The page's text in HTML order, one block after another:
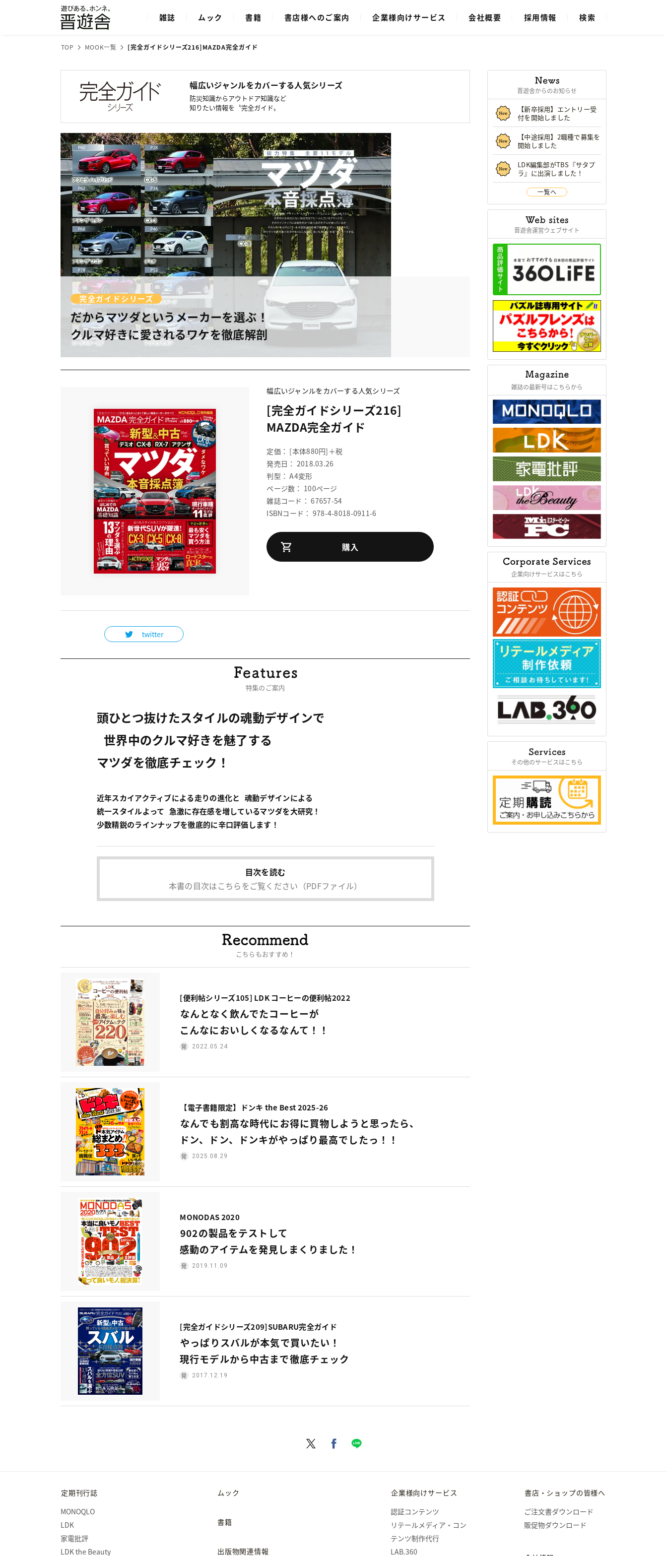
雑誌 ムック 書籍 書店様へのご案内 企業様向けサービス 会社概要 採用情報 検索
TOP MOOK一覧 [完全ガイドシリーズ216]MAZDA完全ガイド
幅広いジャンルをカバーする人気シリーズ
防災知識からアウトドア知識など
知りたい情報を〝完全ガイド〟
完全ガイドシリーズ
だからマツダというメーカーを選ぶ！
クルマ好きに愛されるワケを徹底解剖
幅広いジャンルをカバーする人気シリーズ
[完全ガイドシリーズ216]
MAZDA完全ガイド
定価： [本体880円]＋税
発売日： 2018.03.26
判型： A4変形
ページ数： 100ページ
雑誌コード： 67657-54
ISBNコード： 978-4-8018-0911-6
購入
twitter
特集のご案内
頭ひとつ抜けたスタイルの魂動デザインで
世界中のクルマ好きを魅了する
マツダを徹底チェック！
近年スカイアクティブによる走りの進化と 魂動デザインによる
統一スタイルよって 急激に存在感を増しているマツダを大研究！
少数精鋭のラインナップを徹底的に辛口評価します！
目次を読む
本書の目次はこちらをご覧ください （PDFファイル）
こちらもおすすめ！
[便利帖シリーズ105] LDK コーヒーの便利帖2022
なんとなく飲んでたコーヒーが
こんなにおいしくなるなんて！！
2022.05.24
【電子書籍限定】ドンキ the Best 2025-26
なんでも割高な時代にお得に買物しようと思ったら、
ドン、ドン、ドンキがやっぱり最高でしたっ！！
2025.08.29
MONODAS 2020
902の製品をテストして
感動のアイテムを発見しまくりました！
2019.11.09
[完全ガイドシリーズ209]SUBARU完全ガイド
やっぱりスバルが本気で買いたい！
現行モデルから中古まで徹底チェック
2017.12.19
晋遊舎からのお知らせ
【新卒採用】エントリー受
付を開始しました
【中途採用】2職種で募集を
開始しました
LDK編集部がTBS『サタプ
ラ』に出演しました！
一覧へ
晋遊舎運営ウェブサイト
雑誌の最新号はこちらから
企業向けサービスはこちら
その他のサービスはこちら
定期刊行誌
MONOQLO
LDK
家電批評
LDK the Beauty
ムック
書籍
出版物関連情報
企業様向けサービス
認証コンテンツ
リテールメディア・コン
テンツ制作代行
LAB.360
書店・ショップの皆様へ
ご注文書ダウンロード
販促物ダウンロード